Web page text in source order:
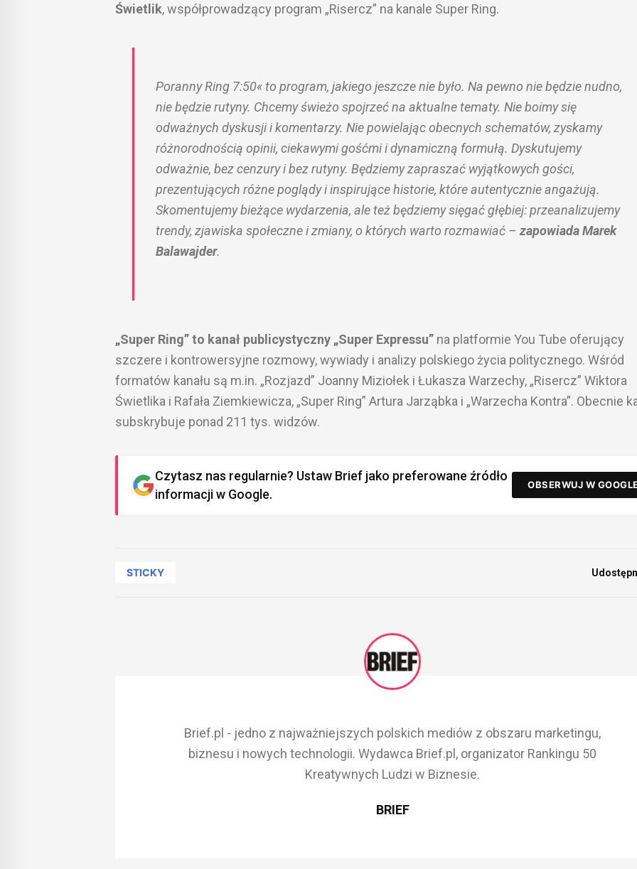
Świetlik, współprowadzący program „Risercz” na kanale Super Ring.
Poranny Ring 7:50« to program, jakiego jeszcze nie było. Na pewno nie będzie nudno,
nie będzie rutyny. Chcemy świeżo spojrzeć na aktualne tematy. Nie boimy się
odważnych dyskusji i komentarzy. Nie powielając obecnych schematów, zyskamy
różnorodnością opinii, ciekawymi gośćmi i dynamiczną formułą. Dyskutujemy
odważnie, bez cenzury i bez rutyny. Będziemy zapraszać wyjątkowych gości,
prezentujących różne poglądy i inspirujące historie, które autentycznie angażują.
Skomentujemy bieżące wydarzenia, ale też będziemy sięgać głębiej: przeanalizujemy
trendy, zjawiska społeczne i zmiany, o których warto rozmawiać – zapowiada Marek
Balawajder.
„Super Ring” to kanał publicystyczny „Super Expressu” na platformie You Tube oferujący
szczere i kontrowersyjne rozmowy, wywiady i analizy polskiego życia politycznego. Wśród
formatów kanału są m.in. „Rozjazd” Joanny Miziołek i Łukasza Warzechy, „Risercz” Wiktora
Świetlika i Rafała Ziemkiewicza, „Super Ring” Artura Jarząbka i „Warzecha Kontra”. Obecnie
subskrybuje ponad 211 tys. widzów.
Czytasz nas regularnie? Ustaw Brief jako preferowane źródło
informacji w Google.
OBSERWUJ W
STICKY
Brief.pl - jedno z najważniejszych polskich mediów z obszaru marketingu,
biznesu i nowych technologii. Wydawca Brief.pl, organizator Rankingu 50
Kreatywnych Ludzi w Biznesie.
BRIEF